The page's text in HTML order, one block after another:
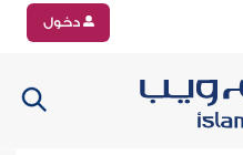
دخول